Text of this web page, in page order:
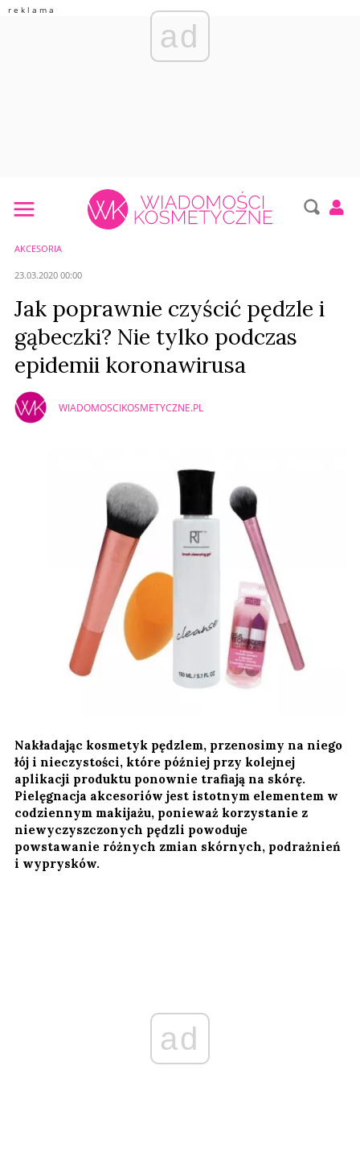
ad
AKCESORIA
23.03.2020 00:00
Jak poprawnie czyścić pędzle i
gąbeczki? Nie tylko podczas
epidemii koronawirusa
WIADOMOSCIKOSMETYCZNE.PL
Nakładając kosmetyk pędzlem, przenosimy na niego
łój i nieczystości, które później przy kolejnej
aplikacji produktu ponownie trafiają na skórę.
Pielęgnacja akcesoriów jest istotnym elementem w
codziennym makijażu, ponieważ korzystanie z
niewyczyszczonych pędzli powoduje
powstawanie różnych zmian skórnych, podrażnień
i wyprysków.
ad